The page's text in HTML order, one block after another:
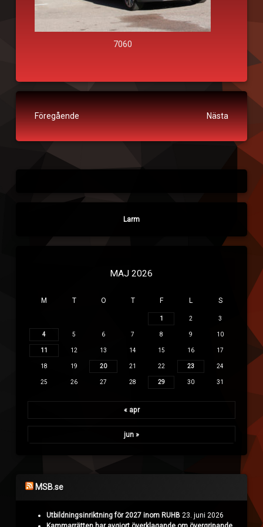
7060
Fortsätt läsa
Föregående Nästa
Larm
MAJ 2026
M T O T F L S
1 2 3
4 5 6 7 8 9 10
11 12 13 14 15 16 17
18 19 20 21 22 23 24
25 26 27 28 29 30 31
« apr
jun »
MSB.se
Utbildningsinriktning för 2027 inom RUHB 23. juni 2026